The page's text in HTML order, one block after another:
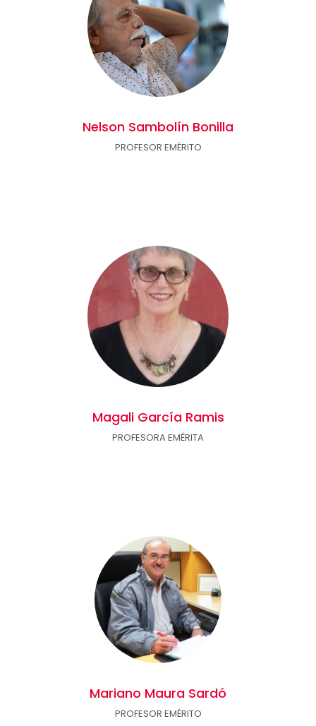
Nelson Sambolín Bonilla
PROFESOR EMÉRITO
Magali García Ramis
PROFESORA EMÉRITA
Mariano Maura Sardó
PROFESOR EMÉRITO